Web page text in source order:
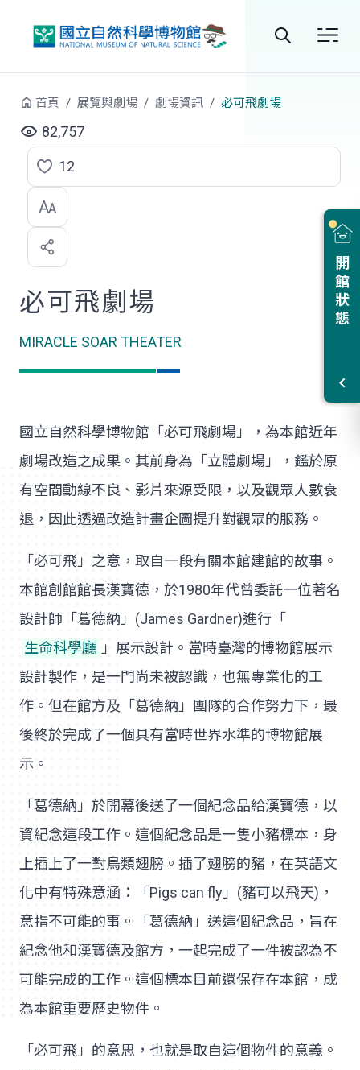
站
尋
開館狀態
首頁 展覽與劇場 劇場資訊 必可飛劇場
82,757
點
選
喜
歡
12
必可飛劇場
MIRACLE SOAR THEATER
國立自然科學博物館「必可飛劇場」，為本館近年
劇場改造之成果。其前身為「立體劇場」，鑑於原
有空間動線不良、影片來源受限，以及觀眾人數衰
退，因此透過改造計畫企圖提升對觀眾的服務。
「必可飛」之意，取自一段有關本館建館的故事。
本館創館館長漢寶德，於1980年代曾委託一位著名
設計師「葛德納」(James Gardner)進行「
生命科學廳 」展示設計。當時臺灣的博物館展示
設計製作，是一門尚未被認識，也無專業化的工
作。但在館方及「葛德納」團隊的合作努力下，最
後終於完成了一個具有當時世界水準的博物館展
示。
「葛德納」於開幕後送了一個紀念品給漢寶德，以
資紀念這段工作。這個紀念品是一隻小豬標本，身
上插上了一對鳥類翅膀。插了翅膀的豬，在英語文
化中有特殊意涵：「Pigs can fly」(豬可以飛天)，
意指不可能的事。「葛德納」送這個紀念品，旨在
紀念他和漢寶德及館方，一起完成了一件被認為不
可能完成的工作。這個標本目前還保存在本館，成
為本館重要歷史物件。
「必可飛」的意思，也就是取自這個物件的意義。